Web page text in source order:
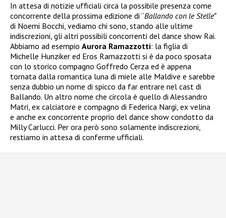
In attesa di notizie ufficiali circa la possibile presenza come
concorrente della prossima edizione di “Ballando con le Stelle”
di Noemi Bocchi, vediamo chi sono, stando alle ultime
indiscrezioni, gli altri possibili concorrenti del dance show Rai.
Abbiamo ad esempio Aurora Ramazzotti: la figlia di
Michelle Hunziker ed Eros Ramazzotti si è da poco sposata
con lo storico compagno Goffredo Cerza ed è appena
tornata dalla romantica luna di miele alle Maldive e sarebbe
senza dubbio un nome di spicco da far entrare nel cast di
Ballando. Un altro nome che circola è quello di Alessandro
Matri, ex calciatore e compagno di Federica Nargi, ex velina
e anche ex concorrente proprio del dance show condotto da
Milly Carlucci. Per ora però sono solamente indiscrezioni,
restiamo in attesa di conferme ufficiali.